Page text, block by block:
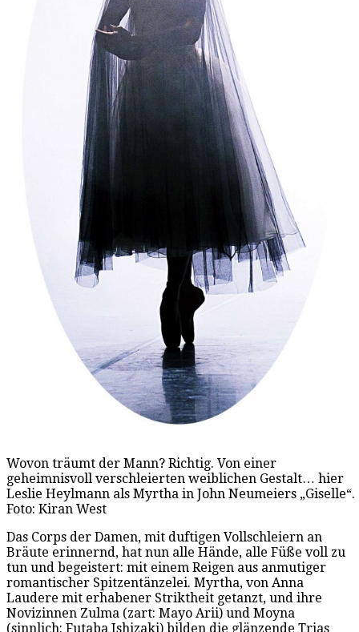
Wovon träumt der Mann? Richtig. Von einer
geheimnisvoll verschleierten weiblichen Gestalt… hier
Leslie Heylmann als Myrtha in John Neumeiers „Giselle“.
Foto: Kiran West
Das Corps der Damen, mit duftigen Vollschleiern an
Bräute erinnernd, hat nun alle Hände, alle Füße voll zu
tun und begeistert: mit einem Reigen aus anmutiger
romantischer Spitzentänzelei. Myrtha, von Anna
Laudere mit erhabener Striktheit getanzt, und ihre
Novizinnen Zulma (zart: Mayo Arii) und Moyna
(sinnlich: Futaba Ishizaki) bilden die glänzende Trias